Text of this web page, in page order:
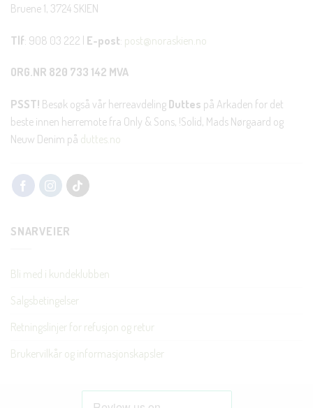
Bruene 1, 3724 SKIEN
Tlf: 908 03 222 | E-post: post@noraskien.no
ORG.NR 820 733 142 MVA
PSST! Besøk også vår herreavdeling Duttes på Arkaden for det
beste innen herremote fra Only & Sons, !Solid, Mads Nørgaard og
Neuw Denim på duttes.no
SNARVEIER
Bli med i kundeklubben
Salgsbetingelser
Retningslinjer for refusjon og retur
Brukervilkår og informasjonskapsler